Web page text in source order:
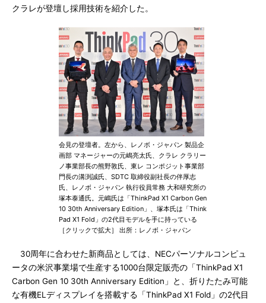
クラレが登壇し採用技術を紹介した。
会見の登壇者。左から、レノボ・ジャパン 製品企
画部 マネージャーの元嶋亮太氏、クラレ クラリー
ノ事業部長の熊野敦氏、東レ コンポジット事業部
門長の溝渕誠氏、SDTC 取締役副社長の伴厚志
氏、レノボ・ジャパン 執行役員常務 大和研究所の
塚本泰通氏。元嶋氏は「ThinkPad X1 Carbon Gen
10 30th Anniversary Edition」、塚本氏は「Think
Pad X1 Fold」の2代目モデルを手に持っている
［クリックで拡大］ 出所：レノボ・ジャパン
30周年に合わせた新商品としては、NECパーソナルコンピュ
ータの米沢事業場で生産する1000台限定販売の「ThinkPad X1
Carbon Gen 10 30th Anniversary Edition」と、折りたたみ可能
な有機ELディスプレイを搭載する「ThinkPad X1 Fold」の2代目